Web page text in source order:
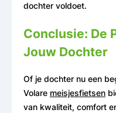
dochter voldoet.
Conclusie: De
Jouw Dochter
Of je dochter nu een
Volare meisjesfietsen
van kwaliteit, comfort